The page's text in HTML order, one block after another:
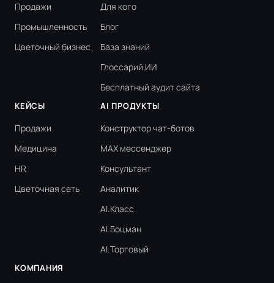
Продажи
Промышленность
Цветочный бизнес
Для кого
Блог
База знаний
Глоссарий ИИ
Бесплатный аудит сайта
КЕЙСЫ
Продажи
Медицина
HR
Цветочная сеть
AI ПРОДУКТЫ
Конструктор чат-ботов
MAX мессенджер
Консультант
Аналитик
AI.Класс
AI.Боцман
AI.Торговый
КОМПАНИЯ